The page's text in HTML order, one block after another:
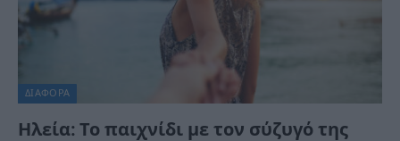
ΔΙΆΦΟΡΑ
Ηλεία: Το παιχνίδι με τον σύζυγό της